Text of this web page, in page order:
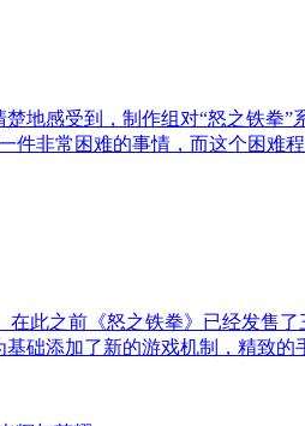
地感受到，制作组对“怒之铁
非常困难的事情，而这个困难
在此之前《怒之铁拳》已经发
础添加了新的游戏机制，精致